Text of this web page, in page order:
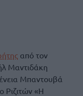
από τον
Μαντιδάκη
Μπαντουβά
Ριζιτών «Η